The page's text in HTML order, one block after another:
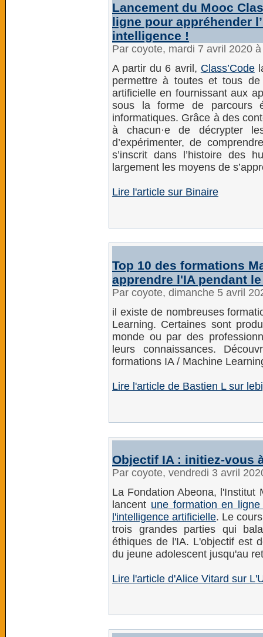
Lancement du Mooc
ligne pour appréhender
intelligence !
Par coyote, mardi 7 avril 2020
A partir du 6 avril, Class’Code
permettre à toutes et tous de
artificielle en fournissant aux
sous la forme de parcours
informatiques. Grâce à des
à chacun·e de décrypter
d’expérimenter, de
s’inscrit dans l’histoire des
largement les moyens de
Lire l'article sur Binaire
Top 10 des formations
apprendre l'IA pendant
Par coyote, dimanche 5 avril
il existe de nombreuses
Learning. Certaines sont
monde ou par des
leurs connaissances.
formations IA / Machine
Lire l'article de Bastien L sur
Objectif IA : initiez-vous
Par coyote, vendredi 3 avril
La Fondation Abeona, l'Institut
lancent une formation en
l'intelligence artificielle. Le
trois grandes parties qui
éthiques de l'IA. L'objectif est
du jeune adolescent jusqu'au
Lire l'article d'Alice Vitard sur